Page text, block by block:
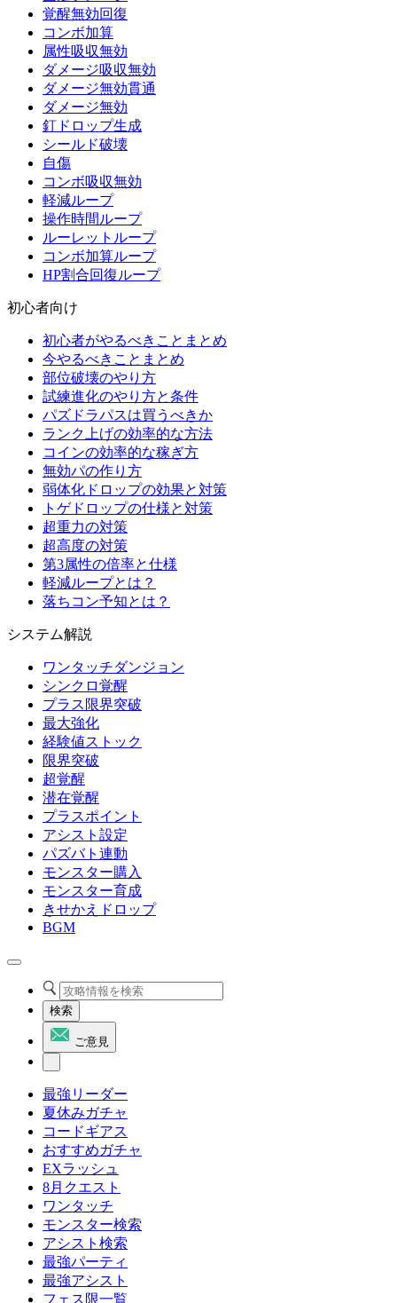
覚醒無効回復
コンボ加算
属性吸収無効
ダメージ吸収無効
ダメージ無効貫通
ダメージ無効
釘ドロップ生成
シールド破壊
自傷
コンボ吸収無効
軽減ループ
操作時間ループ
ルーレットループ
コンボ加算ループ
HP割合回復ループ
初心者向け
初心者がやるべきことまとめ
今やるべきことまとめ
部位破壊のやり方
試練進化のやり方と条件
パズドラパスは買うべきか
ランク上げの効率的な方法
コインの効率的な稼ぎ方
無効パの作り方
弱体化ドロップの効果と対策
トゲドロップの仕様と対策
超重力の対策
超高度の対策
第3属性の倍率と仕様
軽減ループとは？
落ちコン予知とは？
システム解説
ワンタッチダンジョン
シンクロ覚醒
プラス限界突破
最大強化
経験値ストック
限界突破
超覚醒
潜在覚醒
プラスポイント
アシスト設定
パズバト連動
モンスター購入
モンスター育成
きせかえドロップ
BGM
検索
ご意見
最強リーダー
夏休みガチャ
コードギアス
おすすめガチャ
EXラッシュ
8月クエスト
ワンタッチ
モンスター検索
アシスト検索
最強パーティ
最強アシスト
フェス限一覧